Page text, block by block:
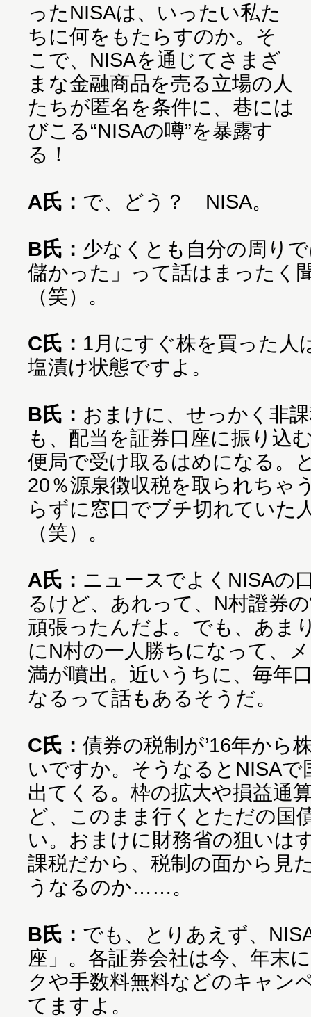
ったNISAは、いったい私た
ちに何をもたらすのか。そ
こで、NISAを通じてさまざ
まな金融商品を売る立場の人
たちが匿名を条件に、巷には
びこる“NISAの噂”を暴露す
る！
A氏： で、どう？ NISA。
B氏： 少なくとも自分の周り
儲かった」って話はまったく
（笑）。
C氏： 1月にすぐ株を買った人
塩漬け状態ですよ。
B氏： おまけに、せっかく非
も、配当を証券口座に振り込
便局で受け取るはめになる。
20％源泉徴収税を取られちゃ
らずに窓口でブチ切れていた
（笑）。
A氏： ニュースでよくNISAの
るけど、あれって、N村證券
頑張ったんだよ。でも、あま
にN村の一人勝ちになって、
満が噴出。近いうちに、毎年
なるって話もあるそうだ。
C氏： 債券の税制が’16年から
いですか。そうなるとNISA
出てくる。枠の拡大や損益通
ど、このまま行くとただの国
い。おまけに財務省の狙いは
課税だから、税制の面から見
うなるのか……。
B氏： でも、とりあえず、
座」。各証券会社は今、年末
クや手数料無料などのキャン
てますよ。